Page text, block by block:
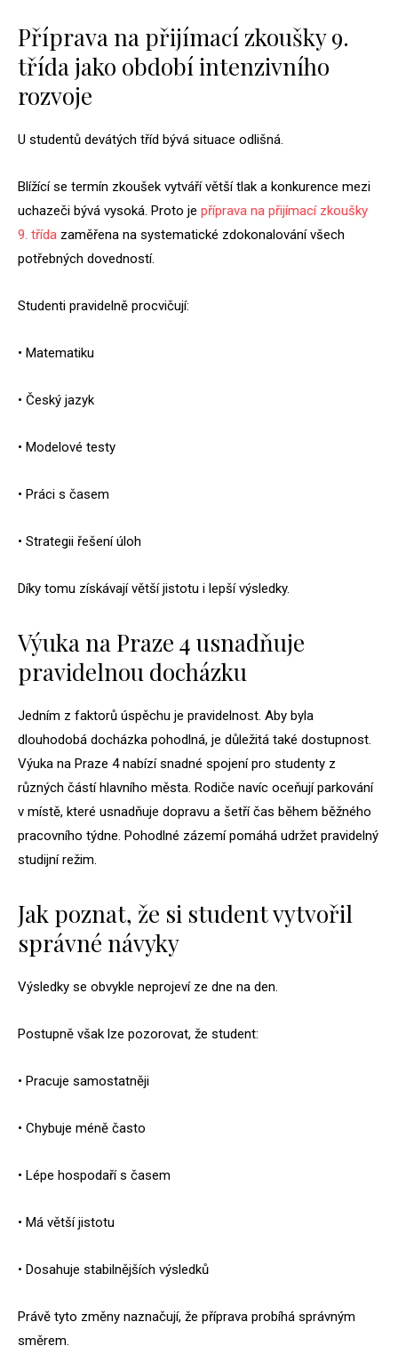
Příprava na přijímací zkoušky 9.
třída jako období intenzivního
rozvoje
U studentů devátých tříd bývá situace odlišná.
Blížící se termín zkoušek vytváří větší tlak a konkurence mezi
uchazeči bývá vysoká. Proto je příprava na přijímací zkoušky
9. třída zaměřena na systematické zdokonalování všech
potřebných dovedností.
Studenti pravidelně procvičují:
• Matematiku
• Český jazyk
• Modelové testy
• Práci s časem
• Strategii řešení úloh
Díky tomu získávají větší jistotu i lepší výsledky.
Výuka na Praze 4 usnadňuje
pravidelnou docházku
Jedním z faktorů úspěchu je pravidelnost. Aby byla
dlouhodobá docházka pohodlná, je důležitá také dostupnost.
Výuka na Praze 4 nabízí snadné spojení pro studenty z
různých částí hlavního města. Rodiče navíc oceňují parkování
v místě, které usnadňuje dopravu a šetří čas během běžného
pracovního týdne. Pohodlné zázemí pomáhá udržet pravidelný
studijní režim.
Jak poznat, že si student vytvořil
správné návyky
Výsledky se obvykle neprojeví ze dne na den.
Postupně však lze pozorovat, že student:
• Pracuje samostatněji
• Chybuje méně často
• Lépe hospodaří s časem
• Má větší jistotu
• Dosahuje stabilnějších výsledků
Právě tyto změny naznačují, že příprava probíhá správným
směrem.